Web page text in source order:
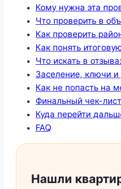
Кому нужна эта
Что проверить в
Как проверить
Как понять
Что искать в
Заселение, ключи
Как не попасть на
Финальный чек-
Куда перейти
FAQ
Нашли